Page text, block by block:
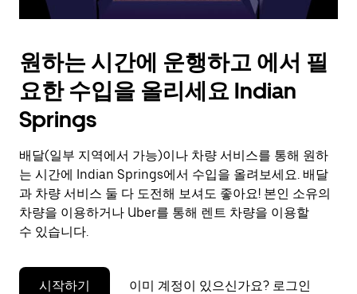
캘
린
더
를
닫
려
면
Esc
키
를
누
세
원하는 시간에 운행하고 에서 필
요한 수입을 올리세요 Indian
Springs
배달(일부 지역에서 가능)이나 차량 서비스를 통해 원하
는 시간에 Indian Springs에서 수입을 올려보세요. 배달
과 차량 서비스 둘 다 도전해 보셔도 좋아요! 본인 소유의
차량을 이용하거나 Uber를 통해 렌트 차량을 이용할
수 있습니다.
시작하기 이미 계정이 있으신가요? 로그인